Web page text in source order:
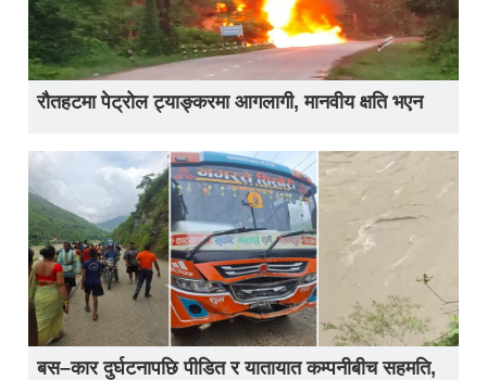
रौतहटमा पेट्रोल ट्याङ्करमा आगलागी, मानवीय क्षति भएन
बस–कार दुर्घटनापछि पीडित र यातायात कम्पनीबीच सहमति,